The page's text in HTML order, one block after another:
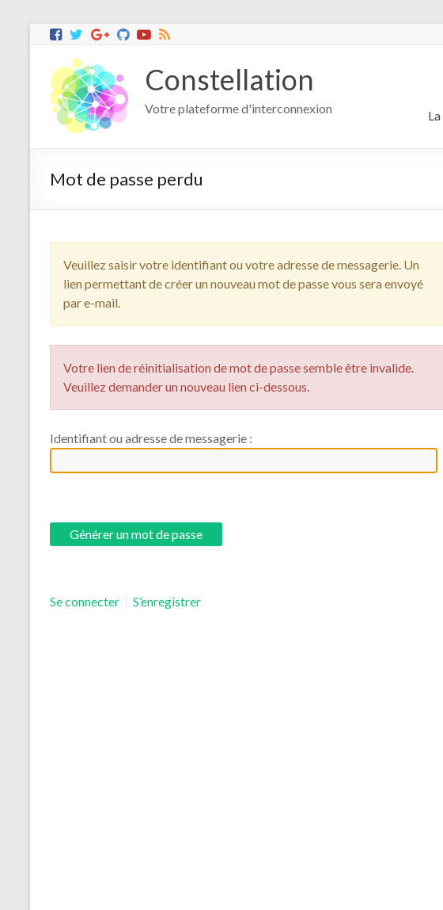
Constellation
Votre plateforme d'interconnexion
Mot de passe perdu
Veuillez saisir votre identifiant ou votre adresse de messagerie. Un
lien permettant de créer un nouveau mot de passe vous sera envoyé
par e-mail.
Votre lien de réinitialisation de mot de passe semble être invalide.
Veuillez demander un nouveau lien ci-dessous.
Identifiant ou adresse de messagerie :
Se connecter S’enregistrer